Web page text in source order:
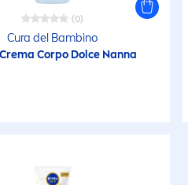
solare
clinicamente
(0)
Cura del Bambino
Corpo Dolce Nanna